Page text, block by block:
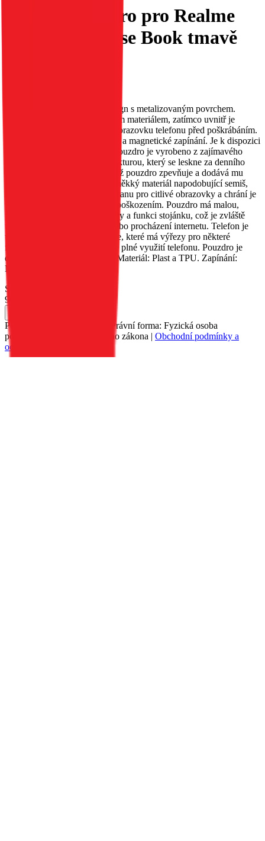
Flipové pouzdro pro Realme
C75 Smart Case Book tmavě
Toto pouzdro má původní design s metalizovaným povrchem.
Vnější strana je obšita třpytivým materiálem, zatímco uvnitř je
měkký materiál, který chrání obrazovku telefonu před poškrábáním.
Obsahuje kapsu na dokumenty a magnetické zapínání. Je k dispozici
v několika různých barvách. Pouzdro je vyrobeno z zajímavého
materiálu s metalizovanou strukturou, který se leskne za denního
světla. Okraje jsou zesíleny, což pouzdro zpevňuje a dodává mu
originalitu. Uvnitř je umístěn měkký materiál napodobující semiš,
který poskytuje vynikající ochranu pro citlivé obrazovky a chrání je
před poškrábáním a drobným poškozením. Pouzdro má malou,
praktickou kapsu na dokumenty a funkci stojánku, což je zvláště
užitečné při sledování filmů nebo procházení internetu. Telefon je
umístěn v silikonovém pouzdře, které má výřezy pro některé
funkční tlačítka, což umožňuje plné využití telefonu. Pouzdro je
dostupné v několika barvách. Materiál: Plast a TPU. Zapínání:
Magnet.
Skladem 27 ks u dodavatele
90 Kč
Petr Matyáš, IČ: 00705331, Právní forma: Fyzická osoba
podnikající dle živnostenského zákona | Obchodní podmínky a
ochrana osobních údajů